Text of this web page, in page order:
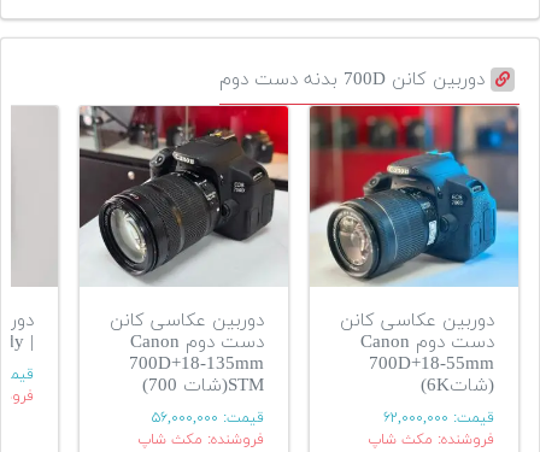
دوربین کانن 700D بدنه دست دوم
دوربین عکاسی کانن
دست دوم Canon
700D+18-55mm
(شات6K)
قیمت: ۶۲,۰۰۰,۰۰۰
فروشنده: مکث شاپ
دوربین عکاسی کانن
دست دوم Canon
700D+18-135mm
STM(شات 700)
قیمت: ۵۶,۰۰۰,۰۰۰
فروشنده: مکث شاپ
| Canon 700D Body